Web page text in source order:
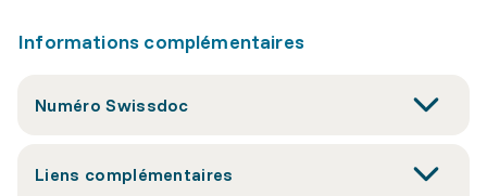
Informations complémentaires
Numéro Swissdoc
Liens complémentaires